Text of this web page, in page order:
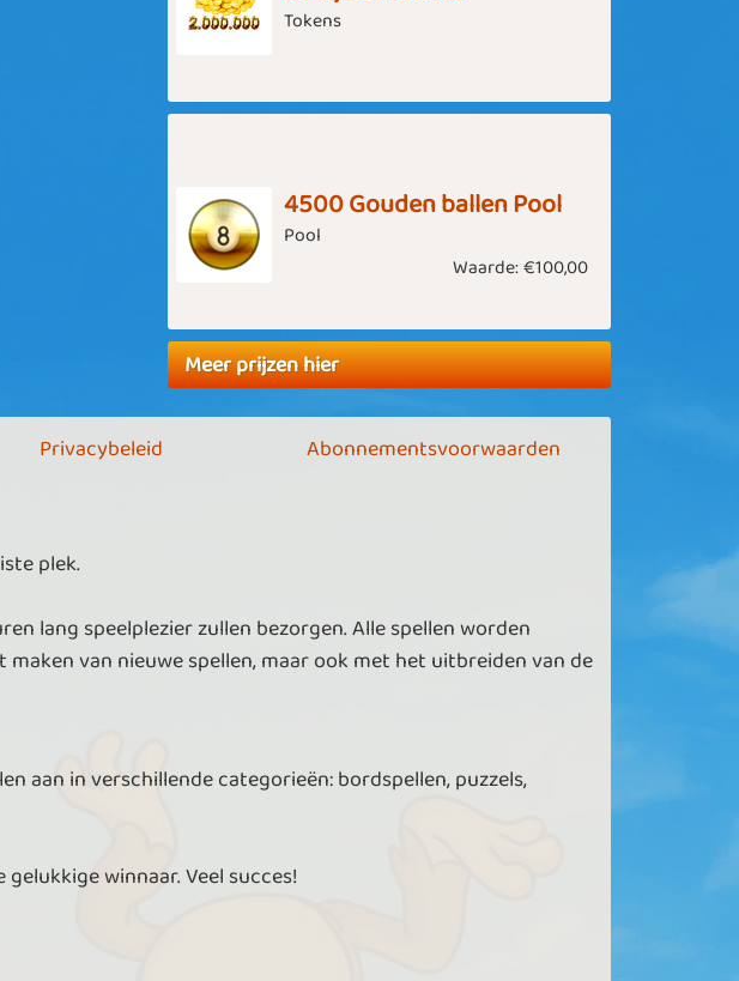
Tokens
4500 Gouden ballen Pool
Pool
Waarde:€100,00
Meer prijzen hier
Privacybeleid Abonnementsvoorwaarden
plek.
lang speelplezier zullen bezorgen. Alle spellen worden
van nieuwe spellen, maar ook met het uitbreiden van de
aan in verschillende categorieën: bordspellen, puzzels,
winnaar. Veel succes!